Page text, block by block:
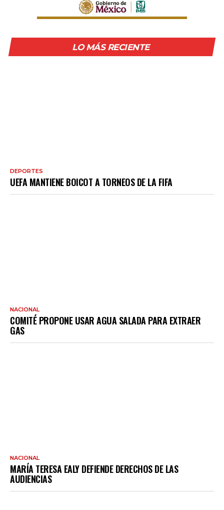
LO MÁS RECIENTE
DEPORTES
UEFA MANTIENE BOICOT A TORNEOS DE LA FIFA
NACIONAL
COMITÉ PROPONE USAR AGUA SALADA PARA EXTRAER
GAS
NACIONAL
MARÍA TERESA EALY DEFIENDE DERECHOS DE LAS
AUDIENCIAS